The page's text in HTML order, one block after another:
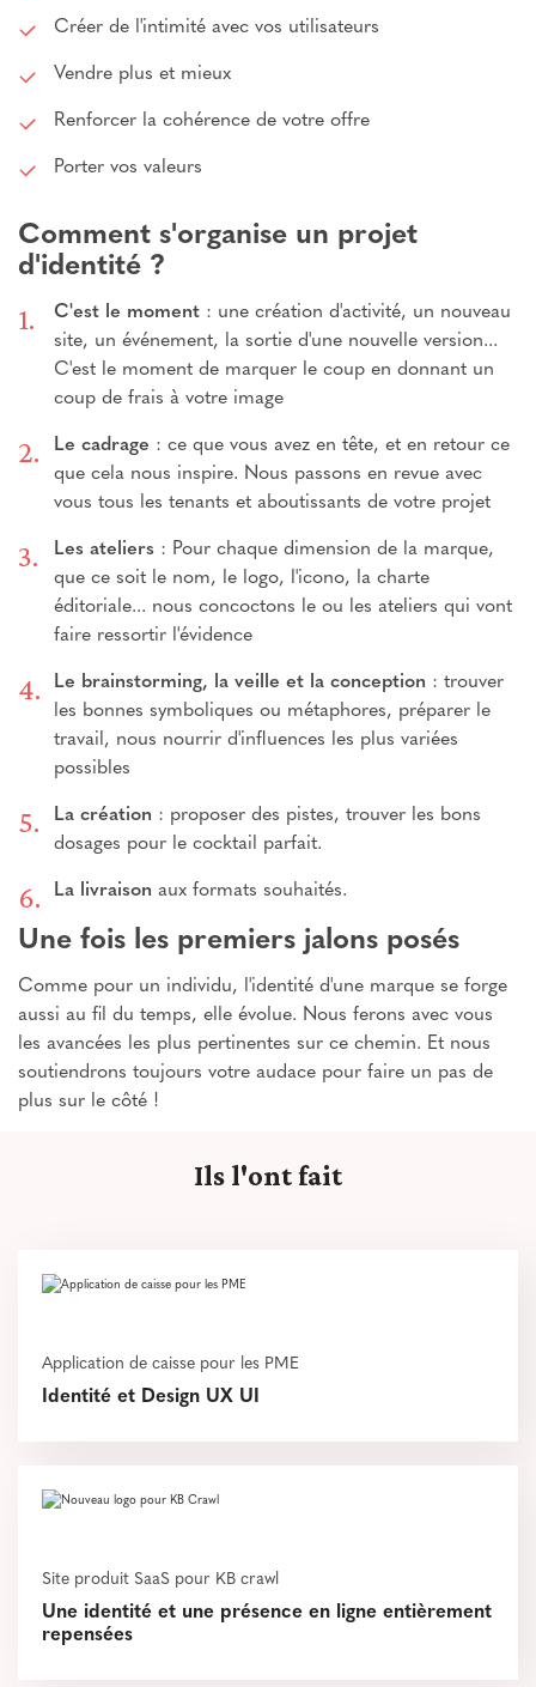
Créer de l'intimité avec vos utilisateurs
Vendre plus et mieux
Renforcer la cohérence de votre offre
Porter vos valeurs
Comment s'organise un projet
d'identité ?
C'est le moment : une création d'activité, un nouveau
site, un événement, la sortie d'une nouvelle version...
C'est le moment de marquer le coup en donnant un
coup de frais à votre image
Le cadrage : ce que vous avez en tête, et en retour ce
que cela nous inspire. Nous passons en revue avec
vous tous les tenants et aboutissants de votre projet
Les ateliers : Pour chaque dimension de la marque,
que ce soit le nom, le logo, l'icono, la charte
éditoriale... nous concoctons le ou les ateliers qui vont
faire ressortir l'évidence
Le brainstorming, la veille et la conception : trouver
les bonnes symboliques ou métaphores, préparer le
travail, nous nourrir d'influences les plus variées
possibles
La création : proposer des pistes, trouver les bons
dosages pour le cocktail parfait.
La livraison aux formats souhaités.
Une fois les premiers jalons posés
Comme pour un individu, l'identité d'une marque se forge
aussi au fil du temps, elle évolue. Nous ferons avec vous
les avancées les plus pertinentes sur ce chemin. Et nous
soutiendrons toujours votre audace pour faire un pas de
plus sur le côté !
Ils l'ont fait
Application de caisse pour les PME
Identité et Design UX UI
Site produit SaaS pour KB crawl
Une identité et une présence en ligne entièrement
repensées